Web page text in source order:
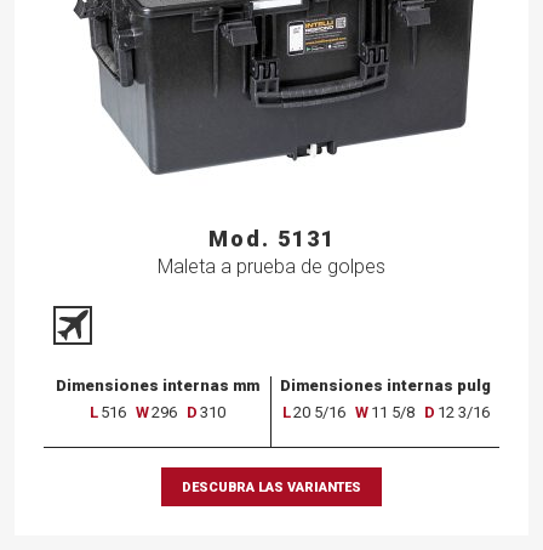
Mod. 5131
Maleta a prueba de golpes
Dimensiones internas mm
L 516 W296 D 310
Dimensiones internas pulg
L20 5/16 W 11 5/8 D 12 3/16
DESCUBRA LAS VARIANTES